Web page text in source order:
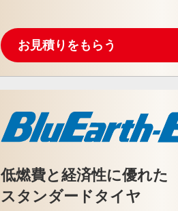
お見積りをもらう
低燃費と経済性に優れた
スタンダードタイヤ